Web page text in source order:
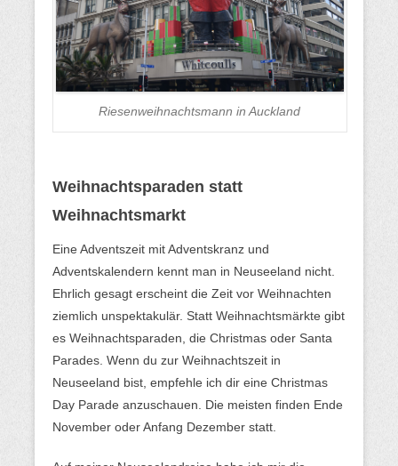
Riesenweihnachtsmann in Auckland
Weihnachtsparaden statt
Weihnachtsmarkt
Eine Adventszeit mit Adventskranz und
Adventskalendern kennt man in Neuseeland nicht.
Ehrlich gesagt erscheint die Zeit vor Weihnachten
ziemlich unspektakulär. Statt Weihnachtsmärkte gibt
es Weihnachtsparaden, die Christmas oder Santa
Parades. Wenn du zur Weihnachtszeit in
Neuseeland bist, empfehle ich dir eine Christmas
Day Parade anzuschauen. Die meisten finden Ende
November oder Anfang Dezember statt.